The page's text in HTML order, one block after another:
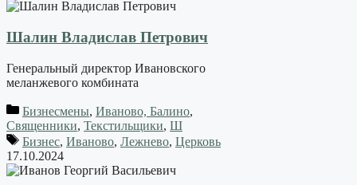
Шалин Владислав Петрович
Генеральный директор Ивановского
меланжевого комбината
Бизнесмены, Иваново, Балино,
Священники, Текстильщики, Ш
Бизнес, Иваново, Лежнево, Церковь
17.10.2024